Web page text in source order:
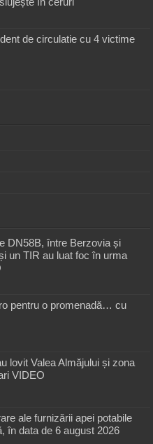
de circulatie cu 4 victime
DN58B, între Berzovia și
un TIR au luat foc în urma
pentru o promenadă… cu
lovit Valea Almăjului și zona
VIDEO
ale furnizării apei potabile
în data de 6 august 2026